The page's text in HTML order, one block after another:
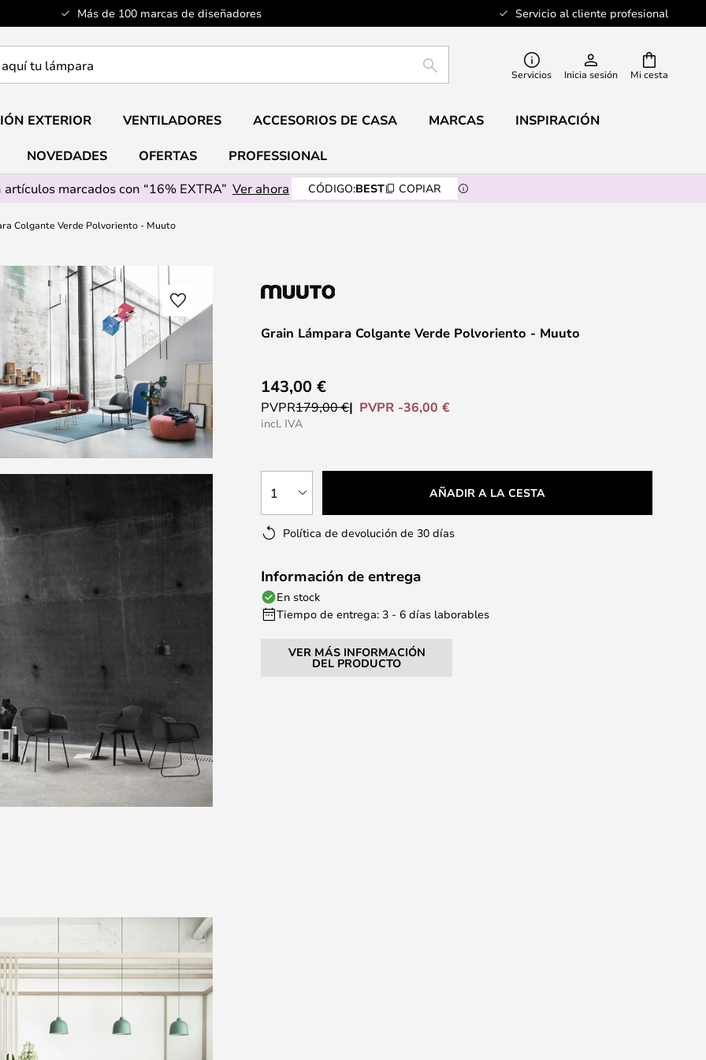
Más de 100 marcas de diseñadores Servicio al cliente profesional
Mi cesta
BUSCAR Servicios Inicia sesión
EXTERIOR VENTILADORES ACCESORIOS DE CASA MARCAS INSPIRACIÓN
NOVEDADES OFERTAS
PROFESSIONAL
artículos marcados con “16% EXTRA” Ver ahora CÓDIGO:BEST COPIAR
Colgante Verde Polvoriento - Muuto
Grain Lámpara Colgante Verde Polvoriento - Muuto
143,00 €
PVPR179,00 € PVPR -36,00 €
incl. IVA
1 AÑADIR A LA CESTA
Política de devolución de 30 días
Información de entrega
En stock
Tiempo de entrega: 3 - 6 días laborables
VER MÁS INFORMACIÓN
DEL PRODUCTO